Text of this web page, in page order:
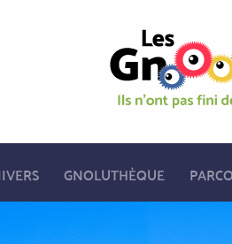
GNOLUTHÈQUE